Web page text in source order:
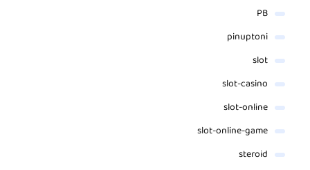
PB
pinuptoni
slot
slot-casino
slot-online
slot-online-game
steroid